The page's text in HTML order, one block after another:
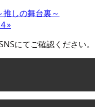
しの舞台裏～
»
にてご確認ください。